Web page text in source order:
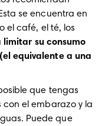
se encuentra en
el café, el té, los
limitar su consumo
equivalente a una
que tengas
el embarazo y la
Puede que